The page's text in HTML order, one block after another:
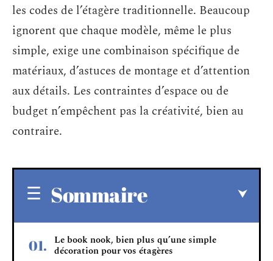
les codes de l’étagère traditionnelle. Beaucoup
ignorent que chaque modèle, même le plus
simple, exige une combinaison spécifique de
matériaux, d’astuces de montage et d’attention
aux détails. Les contraintes d’espace ou de
budget n’empêchent pas la créativité, bien au
contraire.
Sommaire
Le book nook, bien plus qu’une simple
décoration pour vos étagères